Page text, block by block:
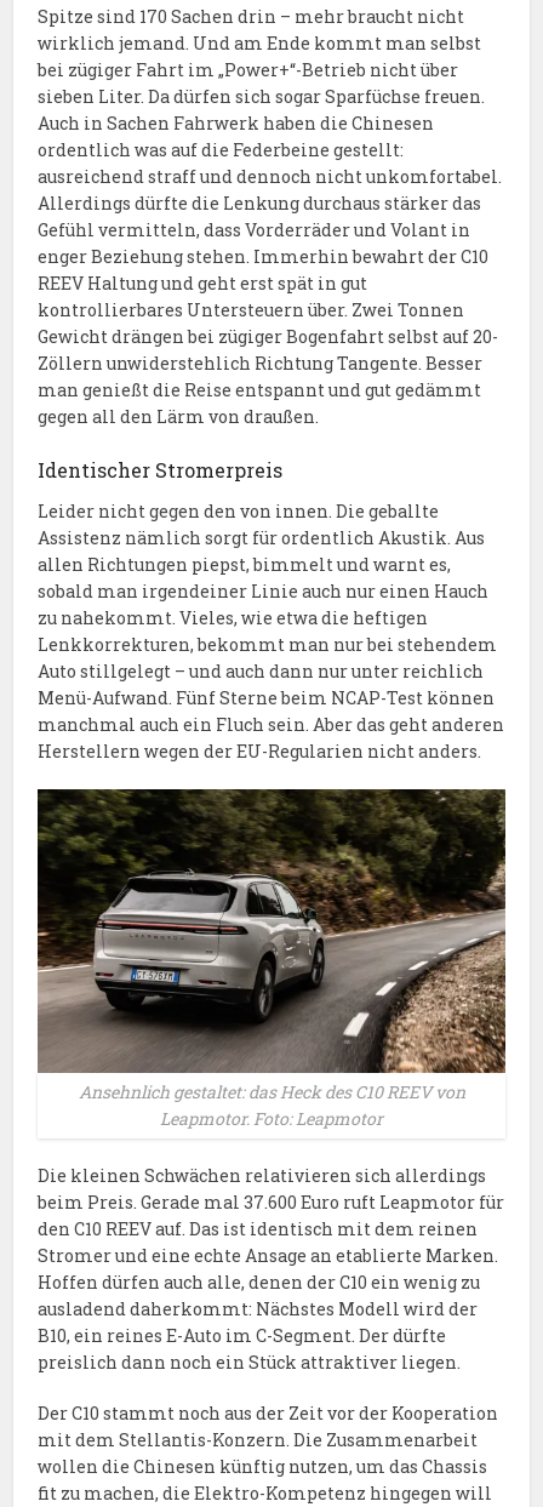
Spitze sind 170 Sachen drin – mehr braucht nicht
wirklich jemand. Und am Ende kommt man selbst
bei zügiger Fahrt im „Power+“-Betrieb nicht über
sieben Liter. Da dürfen sich sogar Sparfüchse freuen.
Auch in Sachen Fahrwerk haben die Chinesen
ordentlich was auf die Federbeine gestellt:
ausreichend straff und dennoch nicht unkomfortabel.
Allerdings dürfte die Lenkung durchaus stärker das
Gefühl vermitteln, dass Vorderräder und Volant in
enger Beziehung stehen. Immerhin bewahrt der C10
REEV Haltung und geht erst spät in gut
kontrollierbares Untersteuern über. Zwei Tonnen
Gewicht drängen bei zügiger Bogenfahrt selbst auf 20-
Zöllern unwiderstehlich Richtung Tangente. Besser
man genießt die Reise entspannt und gut gedämmt
gegen all den Lärm von draußen.
Identischer Stromerpreis
Leider nicht gegen den von innen. Die geballte
Assistenz nämlich sorgt für ordentlich Akustik. Aus
allen Richtungen piepst, bimmelt und warnt es,
sobald man irgendeiner Linie auch nur einen Hauch
zu nahekommt. Vieles, wie etwa die heftigen
Lenkkorrekturen, bekommt man nur bei stehendem
Auto stillgelegt – und auch dann nur unter reichlich
Menü-Aufwand. Fünf Sterne beim NCAP-Test können
manchmal auch ein Fluch sein. Aber das geht anderen
Herstellern wegen der EU-Regularien nicht anders.
Ansehnlich gestaltet: das Heck des C10 REEV von
Leapmotor. Foto: Leapmotor
Die kleinen Schwächen relativieren sich allerdings
beim Preis. Gerade mal 37.600 Euro ruft Leapmotor für
den C10 REEV auf. Das ist identisch mit dem reinen
Stromer und eine echte Ansage an etablierte Marken.
Hoffen dürfen auch alle, denen der C10 ein wenig zu
ausladend daherkommt: Nächstes Modell wird der
B10, ein reines E-Auto im C-Segment. Der dürfte
preislich dann noch ein Stück attraktiver liegen.
Der C10 stammt noch aus der Zeit vor der Kooperation
mit dem Stellantis-Konzern. Die Zusammenarbeit
wollen die Chinesen künftig nutzen, um das Chassis
fit zu machen, die Elektro-Kompetenz hingegen will